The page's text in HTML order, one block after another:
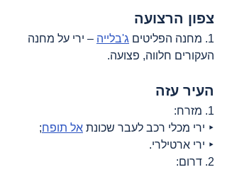
צפון הרצועה
1. מחנה הפליטים ג'בלייה – ירי על מחנה
העקורים חלווה, פצועה.
העיר עזה
1. מזרח:
‣ ירי מכלי רכב לעבר שכונת אל תופח;
‣ ירי ארטילרי.
2. דרום: